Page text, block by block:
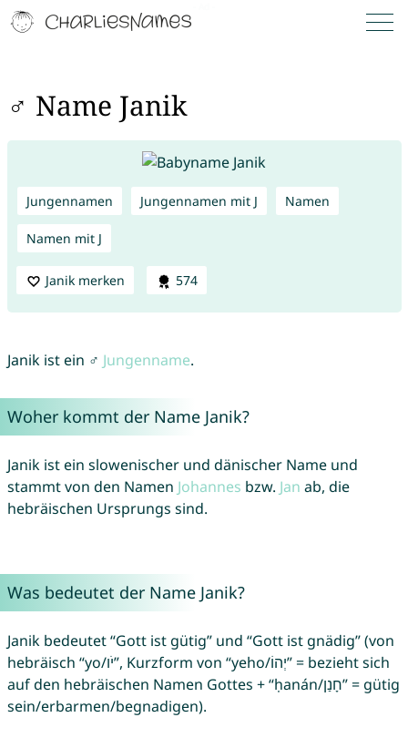
♂ Name Janik
Jungennamen Jungennamen mit J Namen
Namen mit J
Janik merken 574
Janik ist ein ♂ Jungenname.
Woher kommt der Name Janik?
Janik ist ein slowenischer und dänischer Name und
stammt von den Namen Johannes bzw. Jan ab, die
hebräischen Ursprungs sind.
Was bedeutet der Name Janik?
Janik bedeutet “Gott ist gütig” und “Gott ist gnädig” (von
hebräisch “yo/יֹו”, Kurzform von “yeho/יְהוֹ” = bezieht sich
auf den hebräischen Namen Gottes + “ḥanán/חָנַן” = gütig
sein/erbarmen/begnadigen).